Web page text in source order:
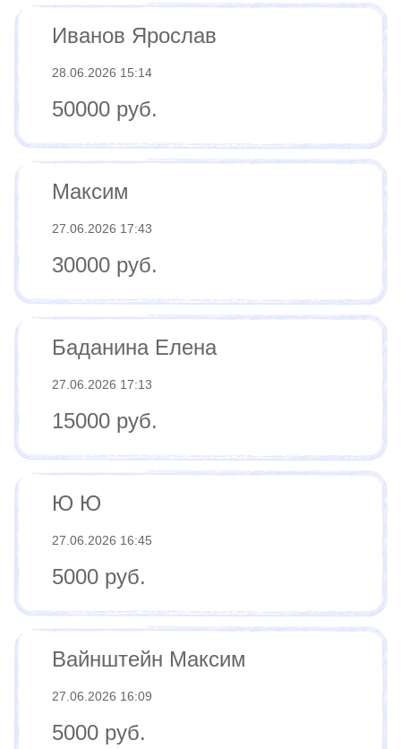
Иванов Ярослав
28.06.2026 15:14
50000 руб.
Максим
27.06.2026 17:43
30000 руб.
Баданина Елена
27.06.2026 17:13
15000 руб.
Ю Ю
27.06.2026 16:45
5000 руб.
Вайнштейн Максим
27.06.2026 16:09
5000 руб.